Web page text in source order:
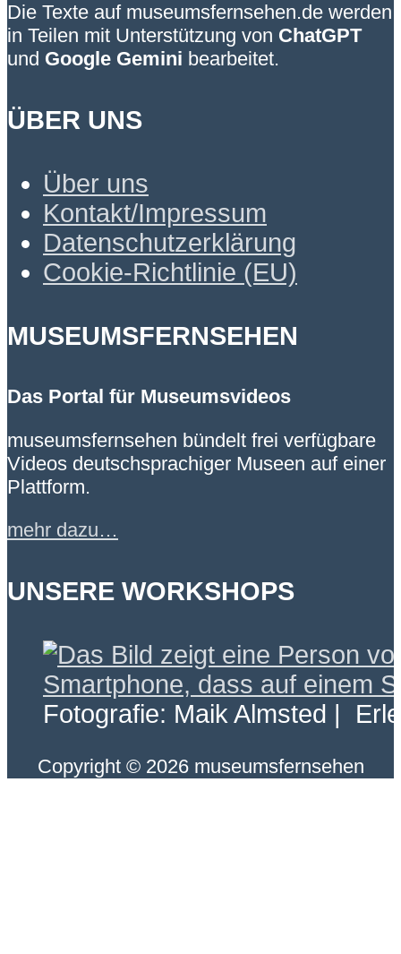
Die Texte auf museumsfernsehen.de werden
in Teilen mit Unterstützung von ChatGPT
und Google Gemini bearbeitet.
ÜBER UNS
Über uns
Kontakt/Impressum
Datenschutzerklärung
Cookie-Richtlinie (EU)
MUSEUMSFERNSEHEN
Das Portal für Museumsvideos
museumsfernsehen bündelt frei verfügbare
Videos deutschsprachiger Museen auf einer
Plattform.
mehr dazu…
UNSERE WORKSHOPS
Fotografie: Maik Almsted |
Copyright © 2026 museumsfernsehen